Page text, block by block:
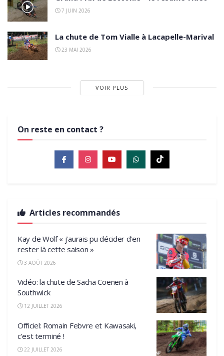
7 JUIN 2026
La chute de Tom Vialle à Lacapelle-Marival
23 MAI 2026
VOIR PLUS
On reste en contact ?
Articles recommandés
Kay de Wolf « j’aurais pu décider d’en
rester là cette saison »
3 AOÛT 2026
Vidéo: la chute de Sacha Coenen à
Southwick
12 JUILLET 2026
Officiel: Romain Febvre et Kawasaki,
c’est terminé !
22 JUILLET 2026